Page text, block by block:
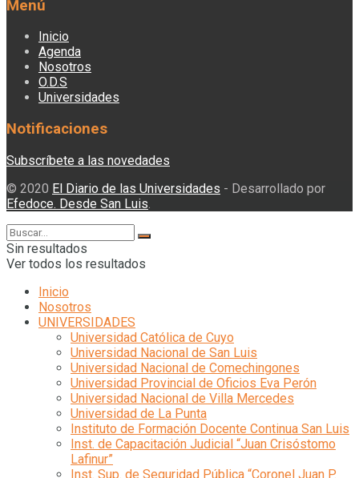
Menú
Inicio
Agenda
Nosotros
O.D.S
Universidades
Notificaciones
Subscríbete a las novedades
© 2020 El Diario de las Universidades - Desarrollado por
Efedoce. Desde San Luis
Sin resultados
Ver todos los resultados
Inicio
Nosotros
UNIVERSIDADES
Universidad Católica de Cuyo
Universidad Nacional de San Luis
Universidad Nacional de Comechingones
Universidad Provincial de Oficios Eva Perón
Universidad Nacional de Villa Mercedes
Universidad de La Punta
Instituto de Formación Docente Continua San Luis
Inst. de Capacitación Judicial “Juan Crisóstomo
Lafinur”
Inst. Sup. de Seguridad Pública “Coronel Juan P.